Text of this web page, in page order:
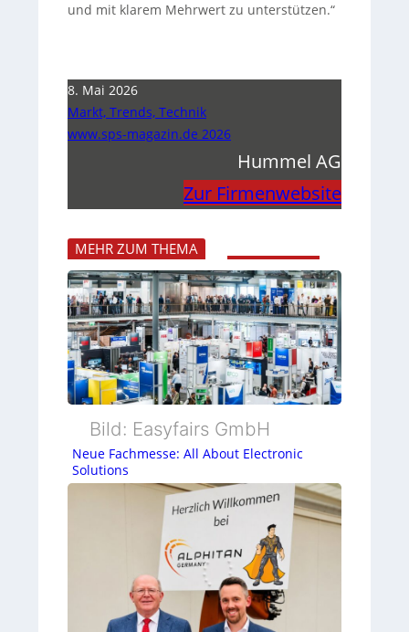
und mit klarem Mehrwert zu unterstützen.“
8. Mai 2026
Markt, Trends, Technik
www.sps-magazin.de 2026
Hummel AG
Zur Firmenwebsite
MEHR ZUM THEMA
Bild: Easyfairs GmbH
Neue Fachmesse: All About Electronic
Solutions